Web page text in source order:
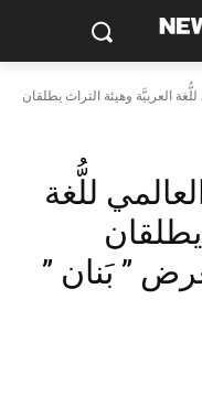
العربيَّة وهيئة التراث يطلقان
للُّغة
يطلقان
” بَنان ”